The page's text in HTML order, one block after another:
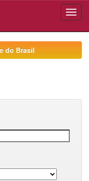
do Brasil